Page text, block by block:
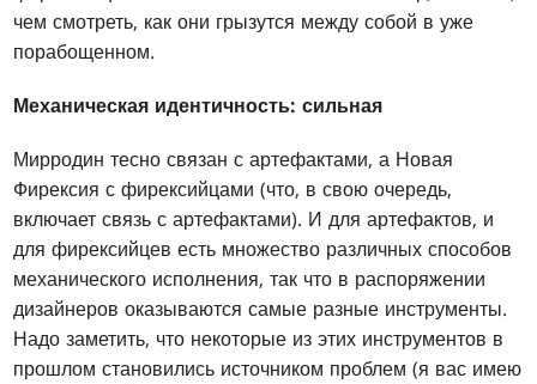
чем смотреть, как они грызутся между собой в уже
порабощенном.
Механическая идентичность: сильная
Мирродин тесно связан с артефактами, а Новая
Фирексия с фирексийцами (что, в свою очередь,
включает связь с артефактами). И для артефактов, и
для фирексийцев есть множество различных способов
механического исполнения, так что в распоряжении
дизайнеров оказываются самые разные инструменты.
Надо заметить, что некоторые из этих инструментов в
прошлом становились источником проблем (я вас имею